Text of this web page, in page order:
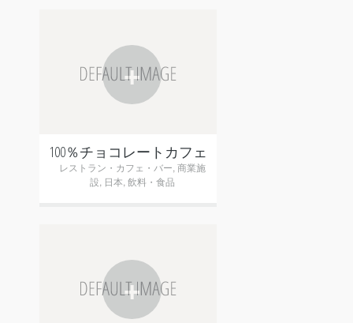
+
100％チョコレートカフェ
レストラン・カフェ・バー 商業施
設 日本 飲料・食品
+